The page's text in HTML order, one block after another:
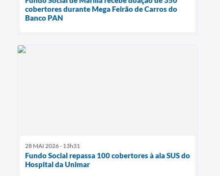
cobertores durante Mega Feirão de Carros do
Banco PAN
28 MAI 2026 - 13h31
Fundo Social repassa 100 cobertores à ala SUS do
Hospital da Unimar